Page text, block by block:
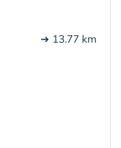
➔ 13.77 km